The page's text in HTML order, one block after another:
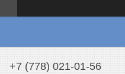
+7 (778) 021-01-56